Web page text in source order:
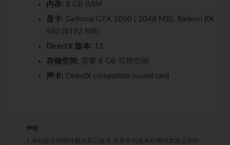
内存: 8 GB RAM
显卡: GeForce GTX 1050 ( 2048 MB); Radeon RX
580 (8192 MB)
DirectX 版本: 11
存储空间: 需要 8 GB 可用空间
声卡: DirectX compatible sound card
声明：
1.本站部分内容转载自其它媒体,但并不代表本站赞同其观点和对